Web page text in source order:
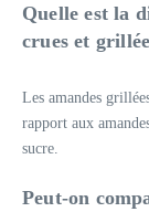
Quelle est la
crues et
Les amandes
rapport aux
sucre.
Peut-on